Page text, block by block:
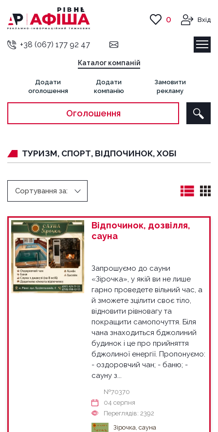
+38 (067) 177 92 47
Каталог компаній
Додати
оголошення
Додати
компанію
Замовити
рекламу
Оголошення
0 Вхід
ТУРИЗМ, СПОРТ, ВІДПОЧИНОК, ХОБІ
Сортування за:
Відпочинок, дозвілля,
сауна
Запрошуємо до сауни
«Зірочка», у якій ви не лише
гарно проведете вільний час, а
й зможете зцілити своє тіло,
відновити рівновагу та
покращити самопочуття. Біля
чана знаходиться бджолиний
будинок і це про прийняття
бджолиної енергії. Пропонуємо:
- оздоровчий чан; - баню; -
сауну з...
№70370
04 серпня
Переглядів: 2392
Зірочка, сауна